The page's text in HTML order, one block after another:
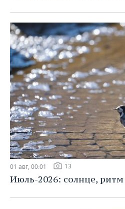
01 авг, 00:01 13
Июль-2026: солнце,